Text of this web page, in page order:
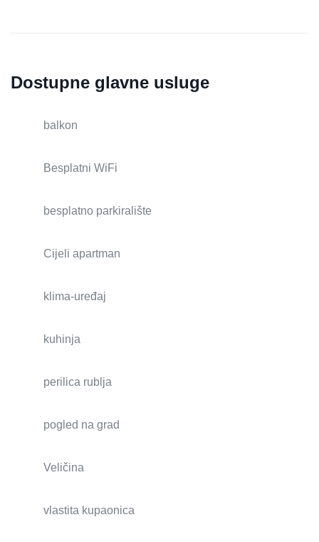
Dostupne glavne usluge
balkon
Besplatni WiFi
besplatno parkiralište
Cijeli apartman
klima-uređaj
kuhinja
perilica rublja
pogled na grad
Veličina
vlastita kupaonica